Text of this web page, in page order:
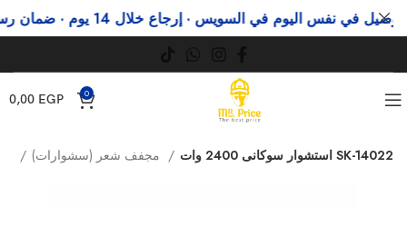
0
0,00 EGP
استشوار سوكانى 2400 وات SK-14022
في نفس اليوم في السويس · إرجاع خلال 14 يوم · ضمان رسمي